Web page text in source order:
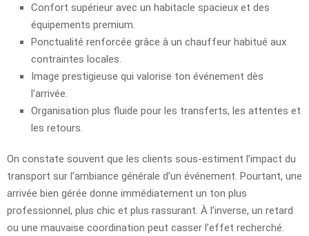
Confort supérieur avec un habitacle spacieux et des
équipements premium.
Ponctualité renforcée grâce à un chauffeur habitué aux
contraintes locales.
Image prestigieuse qui valorise ton événement dès
l’arrivée.
Organisation plus fluide pour les transferts, les attentes et
les retours.
On constate souvent que les clients sous-estiment l’impact du
transport sur l’ambiance générale d’un événement. Pourtant, une
arrivée bien gérée donne immédiatement un ton plus
professionnel, plus chic et plus rassurant. À l’inverse, un retard
ou une mauvaise coordination peut casser l’effet recherché.